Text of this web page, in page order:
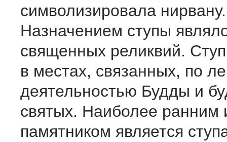
символизировала нирвану.
Назначением ступы
священных реликвий.
в местах, связанных, по
деятельностью Будды и
святых. Наиболее ранним
памятником является